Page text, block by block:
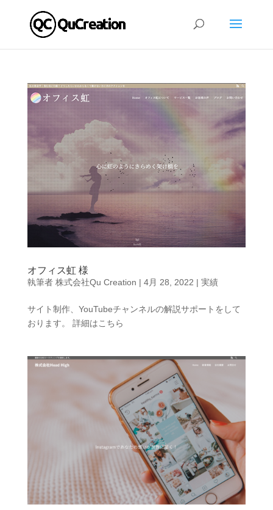
オフィス虹 様
執筆者 株式会社Qu Creation | 4月 28, 2022 | 実績
サイト制作、YouTubeチャンネルの解説サポートをして
おります。 詳細はこちら